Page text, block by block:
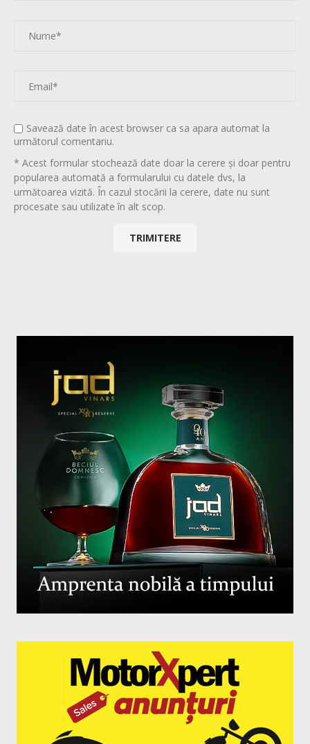
Savează date în acest browser ca sa apara automat la
următorul comentariu.
* Acest formular stochează date doar la cerere și doar pentru
popularea automată a formularului cu datele dvs, la
următoarea vizită. În cazul stocării la cerere, date nu sunt
procesate sau utilizate în alt scop.